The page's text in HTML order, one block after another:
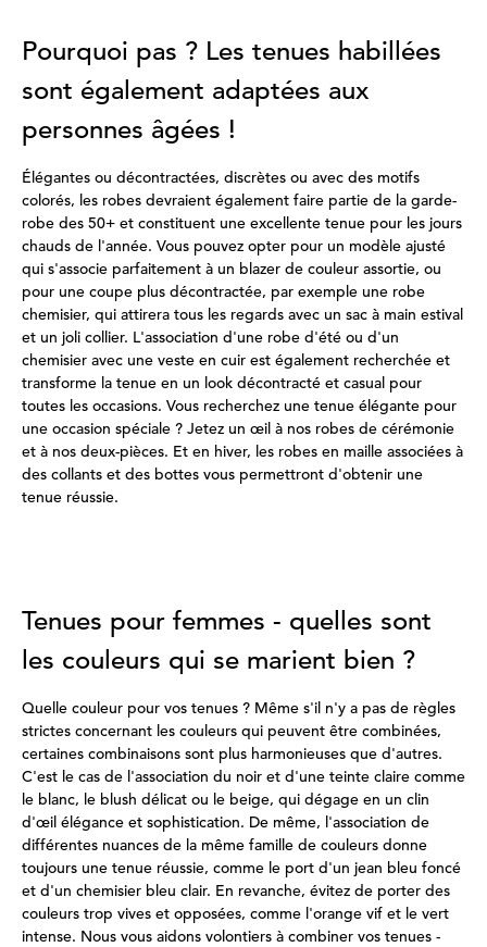
Pourquoi pas ? Les tenues habillées
sont également adaptées aux
personnes âgées !
Élégantes ou décontractées, discrètes ou avec des motifs
colorés, les robes devraient également faire partie de la garde-
robe des 50+ et constituent une excellente tenue pour les jours
chauds de l'année. Vous pouvez opter pour un modèle ajusté
qui s'associe parfaitement à un blazer de couleur assortie, ou
pour une coupe plus décontractée, par exemple une robe
chemisier, qui attirera tous les regards avec un sac à main estival
et un joli collier. L'association d'une robe d'été ou d'un
chemisier avec une veste en cuir est également recherchée et
transforme la tenue en un look décontracté et casual pour
toutes les occasions. Vous recherchez une tenue élégante pour
une occasion spéciale ? Jetez un œil à nos robes de cérémonie
et à nos deux-pièces. Et en hiver, les robes en maille associées à
des collants et des bottes vous permettront d'obtenir une
tenue réussie.
Tenues pour femmes - quelles sont
les couleurs qui se marient bien ?
Quelle couleur pour vos tenues ? Même s'il n'y a pas de règles
strictes concernant les couleurs qui peuvent être combinées,
certaines combinaisons sont plus harmonieuses que d'autres.
C'est le cas de l'association du noir et d'une teinte claire comme
le blanc, le blush délicat ou le beige, qui dégage en un clin
d'œil élégance et sophistication. De même, l'association de
différentes nuances de la même famille de couleurs donne
toujours une tenue réussie, comme le port d'un jean bleu foncé
et d'un chemisier bleu clair. En revanche, évitez de porter des
couleurs trop vives et opposées, comme l'orange vif et le vert
intense. Nous vous aidons volontiers à combiner vos tenues -